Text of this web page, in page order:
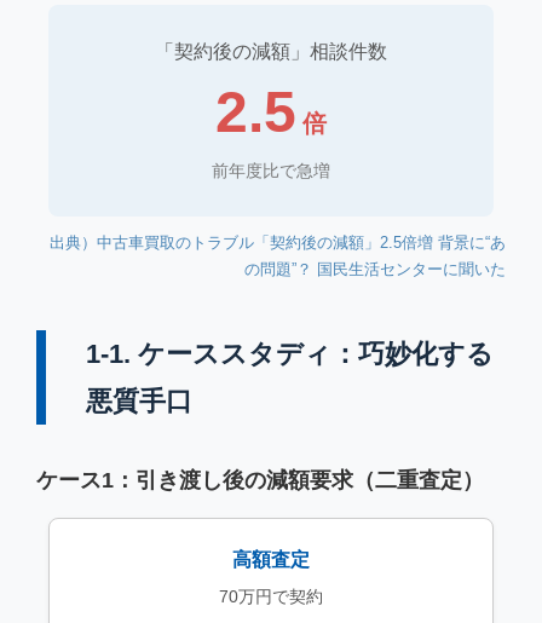
「契約後の減額」相談件数
2.5 倍
前年度比で急増
出典）中古車買取のトラブル「契約後の減額」2.5倍増 背景に“あ
の問題”？ 国民生活センターに聞いた
1-1. ケーススタディ：巧妙化する
悪質手口
ケース1：引き渡し後の減額要求（二重査定）
高額査定
70万円で契約